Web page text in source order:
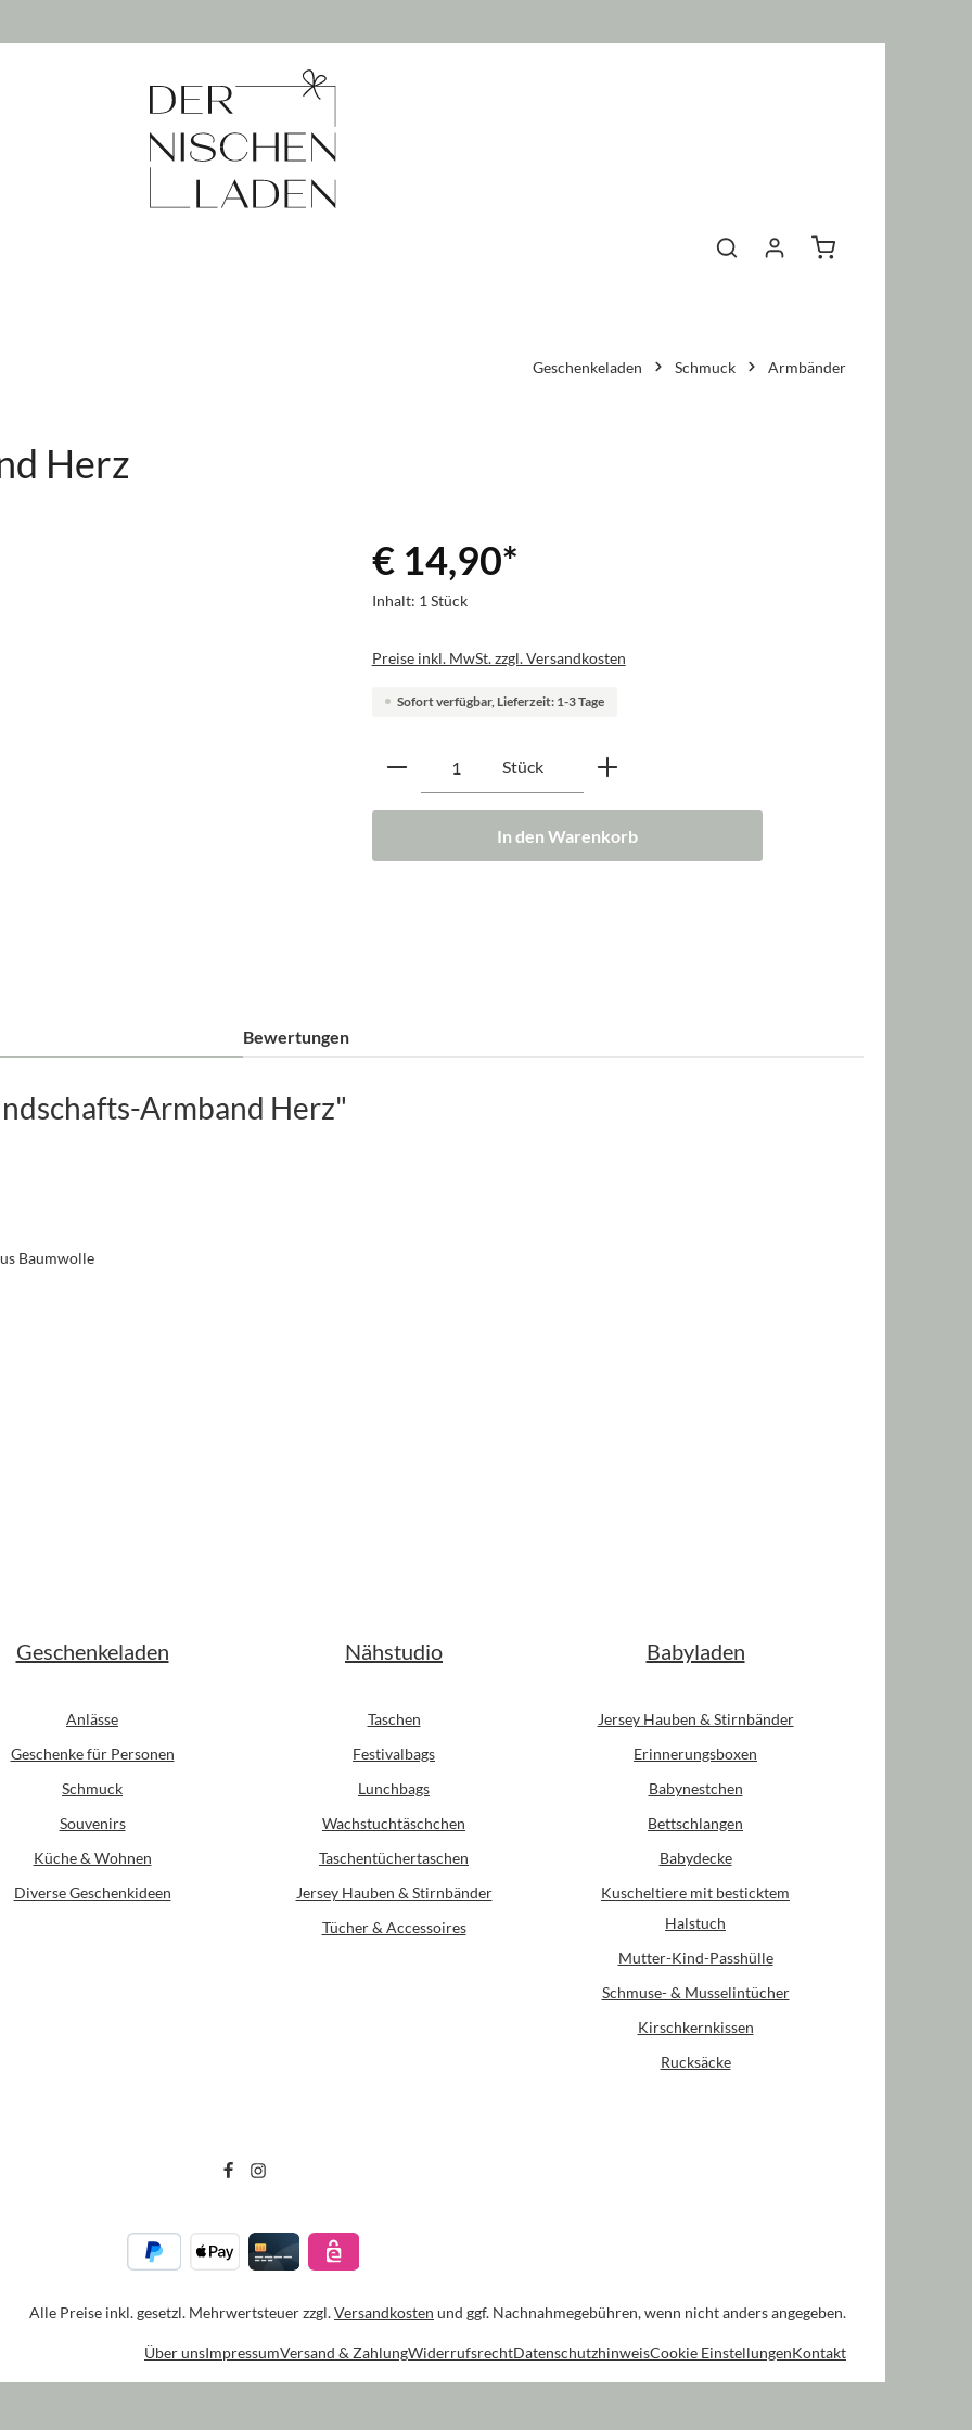
Warenkorb enthält 0
Geschenkeladen Schmuck Armbänder
Herz
€ 14,90*
Inhalt: 1 Stück
Preise inkl. MwSt. zzgl. Versandkosten
Sofort verfügbar, Lieferzeit: 1-3 Tage
Produkt Anzahl: Gib den gewünschten Wert ein
Stück
In den Warenkorb
Bewertungen
Armband Herz"
Baumwolle
Geschenkeladen
Anlässe
Geschenke für Personen
Schmuck
Souvenirs
Küche & Wohnen
Diverse Geschenkideen
Nähstudio
Taschen
Festivalbags
Lunchbags
Wachstuchtäschchen
Taschentüchertaschen
Jersey Hauben & Stirnbänder
Tücher & Accessoires
Babyladen
Jersey Hauben & Stirnbänder
Erinnerungsboxen
Babynestchen
Bettschlangen
Babydecke
Kuscheltiere mit besticktem
Halstuch
Mutter-Kind-Passhülle
Schmuse- & Musselintücher
Kirschkernkissen
Rucksäcke
Alle Preise inkl. gesetzl. Mehrwertsteuer zzgl.Versandkosten und ggf. Nachnahmegebühren, wenn nicht anders angegeben.
Über unsImpressumVersand & ZahlungWiderrufsrechtDatenschutzhinweisCookie EinstellungenKontakt